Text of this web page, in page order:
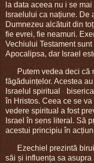
la data aceea nu i se
Israelului ca națiune. De
Dumnezeu alcătuit din
fie evrei, fie neamuri.
Vechiului Testament
Apocalipsa, dar Israel
Putem vedea deci că
făgăduințelor. Acestea
Israelul spiritual -
în Hristos. Ceea ce se
vedere spiritual a fost
Israel în sens literal. Să
acestui principiu în
Ezechiel prezintă
săi și influența sa